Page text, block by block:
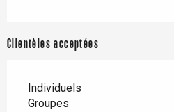
Clientèles acceptées
Individuels
Groupes